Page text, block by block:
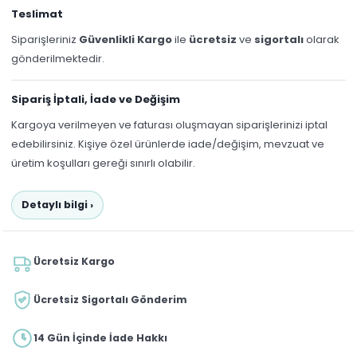
Teslimat
Siparişleriniz Güvenlikli Kargoile ücretsiz ve sigortalıolarak
gönderilmektedir.
Sipariş İptali, İade ve Değişim
Kargoya verilmeyen ve faturası oluşmayan siparişlerinizi iptal
edebilirsiniz. Kişiye özel ürünlerde iade/değişim, mevzuat ve
üretim koşulları gereği sınırlı olabilir.
Detaylı bilgi ›
Ücretsiz Kargo
Ücretsiz Sigortalı Gönderim
14 Gün İçinde İade Hakkı